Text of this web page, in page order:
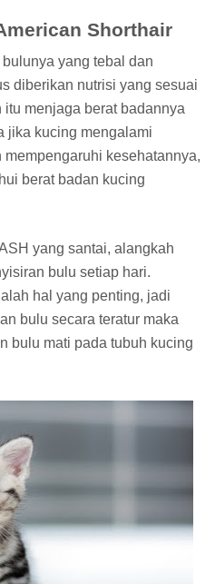
Shorthair
yang tebal dan
diberikan nutrisi yang sesuai
menjaga berat badannya
jika kucing mengalami
kesehatannya,
berat badan kucing
yang santai, alangkah
bulu setiap hari.
hal yang penting, jadi
bulu secara teratur maka
bulu mati pada tubuh kucing